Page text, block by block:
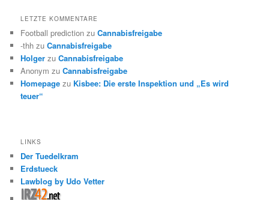
LETZTE KOMMENTARE
Football prediction zuCannabisfreigabe
-thh zuCannabisfreigabe
Holger zuCannabisfreigabe
Anonym zuCannabisfreigabe
Homepage zu Kisbee: Die erste Inspektion und „Es wird
teuer“
LINKS
Der Tuedelkram
Erdstueck
Lawblog by Udo Vetter